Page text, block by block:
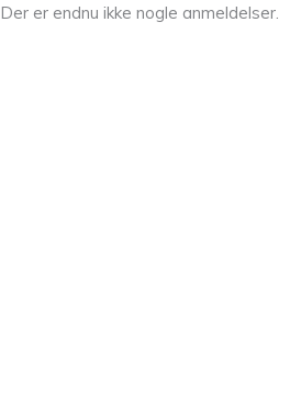
Der er endnu ikke nogle anmeldelser.